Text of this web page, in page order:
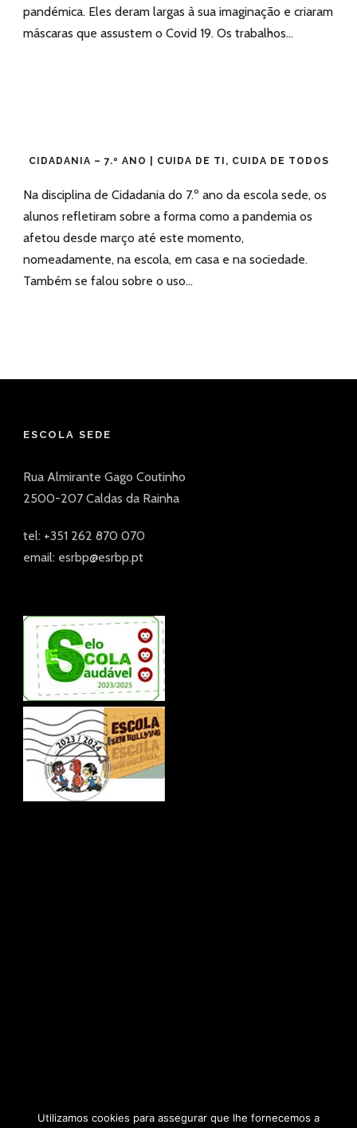
pandémica. Eles deram largas à sua imaginação e criaram
máscaras que assustem o Covid 19. Os trabalhos...
CIDADANIA – 7.º ANO | CUIDA DE TI, CUIDA DE TODOS
Na disciplina de Cidadania do 7.º ano da escola sede, os
alunos refletiram sobre a forma como a pandemia os
afetou desde março até este momento,
nomeadamente, na escola, em casa e na sociedade.
Também se falou sobre o uso...
ESCOLA SEDE
Rua Almirante Gago Coutinho
2500-207 Caldas da Rainha
tel: +351 262 870 070
email: esrbp@esrbp.pt
Utilizamos cookies para assegurar que lhe fornecemos a